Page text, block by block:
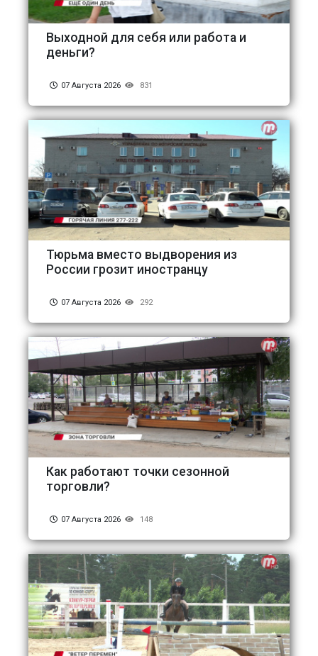
Выходной для себя или работа и
деньги?
07 Августа 2026 831
Тюрьма вместо выдворения из
России грозит иностранцу
07 Августа 2026 292
Как работают точки сезонной
торговли?
07 Августа 2026 148